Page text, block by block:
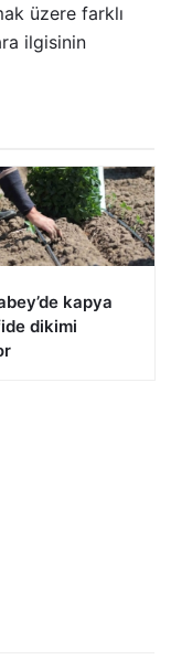
üzere farklı
ilgisinin
kapya
dikimi